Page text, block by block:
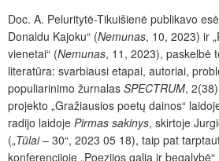
Doc. A. Peluritytė-Tikuišienė publikavo
Donaldu Kajoku“ (Nemunas, 10, 2023) ir
vienetai“ (Nemunas, 11, 2023), paskelbė
literatūra: svarbiausi etapai, autoriai,
populiarinimo žurnalas SPECTRUM,
projekto „Gražiausios poetų dainos“
radijo laidoje Pirmas sakinys, skirtoje
(„Tūlai– 30“, 2023 05 18), taip pat
konferencijoje „Poezijos galia ir